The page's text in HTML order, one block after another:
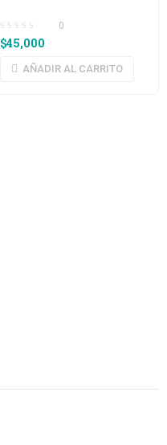
0
$45,000
AÑADIR AL CARRITO